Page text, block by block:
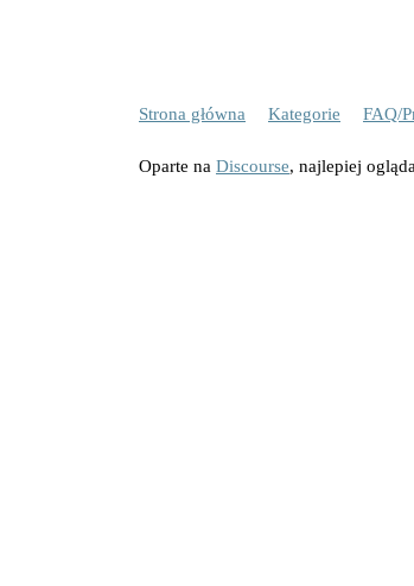
Strona główna Kategorie FAQ/
Oparte na Discourse, najlepiej